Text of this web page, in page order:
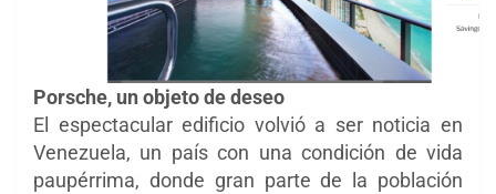
Porsche, un objeto de deseo
El espectacular edificio volvió a ser noticia en
Venezuela, un país con una condición de vida
paupérrima, donde gran parte de la población